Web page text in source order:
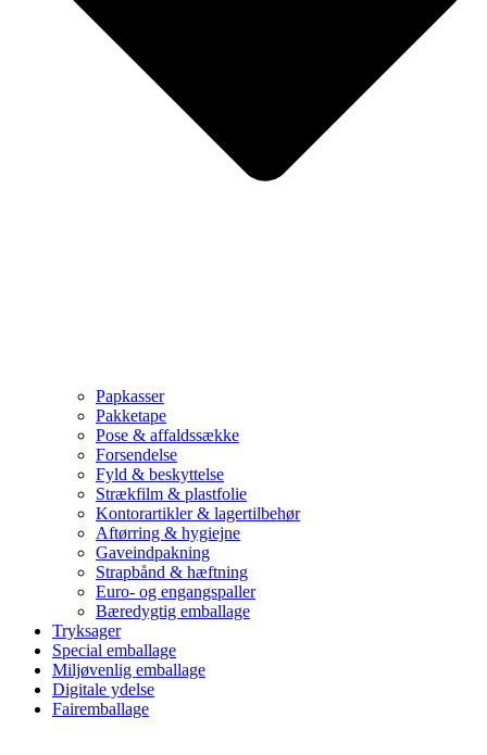
Papkasser
Pakketape
Pose & affaldssække
Forsendelse
Fyld & beskyttelse
Strækfilm & plastfolie
Kontorartikler & lagertilbehør
Aftørring & hygiejne
Gaveindpakning
Strapbånd & hæftning
Euro- og engangspaller
Bæredygtig emballage
Tryksager
Special emballage
Miljøvenlig emballage
Digitale ydelse
Fairemballage